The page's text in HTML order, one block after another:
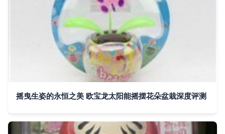
摇曳生姿的永恒之美 欧宝龙太阳能摇摆花朵盆栽深度评测